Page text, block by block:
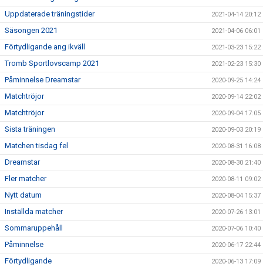
Uppdaterade träningstider 2021-04-14 20:12
Säsongen 2021 2021-04-06 06:01
Förtydligande ang ikväll 2021-03-23 15:22
Tromb Sportlovscamp 2021 2021-02-23 15:30
Påminnelse Dreamstar 2020-09-25 14:24
Matchtröjor 2020-09-14 22:02
Matchtröjor 2020-09-04 17:05
Sista träningen 2020-09-03 20:19
Matchen tisdag fel 2020-08-31 16:08
Dreamstar 2020-08-30 21:40
Fler matcher 2020-08-11 09:02
Nytt datum 2020-08-04 15:37
Inställda matcher 2020-07-26 13:01
Sommaruppehåll 2020-07-06 10:40
Påminnelse 2020-06-17 22:44
Förtydligande 2020-06-13 17:09